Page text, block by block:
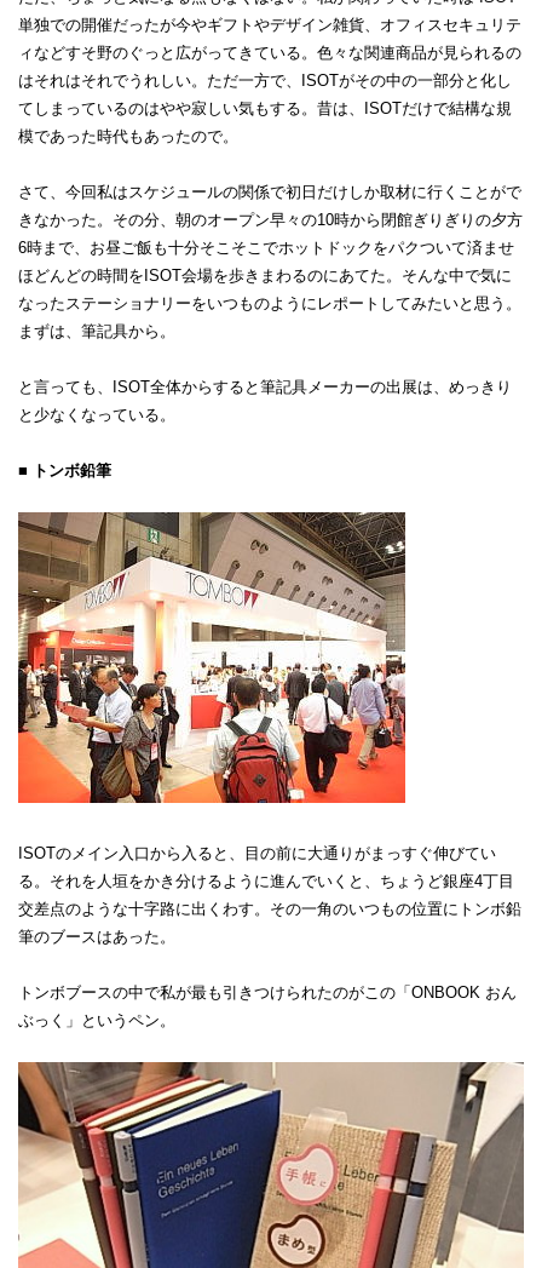
単独での開催だったが今やギフトやデザイン雑貨、オフィスセキュリテ
ィなどすそ野のぐっと広がってきている。色々な関連商品が見られるの
はそれはそれでうれしい。ただ一方で、ISOTがその中の一部分と化し
てしまっているのはやや寂しい気もする。昔は、ISOTだけで結構な規
模であった時代もあったので。
さて、今回私はスケジュールの関係で初日だけしか取材に行くことがで
きなかった。その分、朝のオープン早々の10時から閉館ぎりぎりの夕方
6時まで、お昼ご飯も十分そこそこでホットドックをパクついて済ませ
ほどんどの時間をISOT会場を歩きまわるのにあてた。そんな中で気に
なったステーショナリーをいつものようにレポートしてみたいと思う。
まずは、筆記具から。
と言っても、ISOT全体からすると筆記具メーカーの出展は、めっきり
と少なくなっている。
■ トンボ鉛筆
ISOTのメイン入口から入ると、目の前に大通りがまっすぐ伸びてい
る。それを人垣をかき分けるように進んでいくと、ちょうど銀座4丁目
交差点のような十字路に出くわす。その一角のいつもの位置にトンボ鉛
筆のブースはあった。
トンボブースの中で私が最も引きつけられたのがこの「ONBOOK おん
ぶっく」というペン。